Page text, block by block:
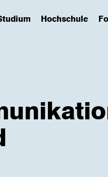
submenu)Hochschule
(has submenu)